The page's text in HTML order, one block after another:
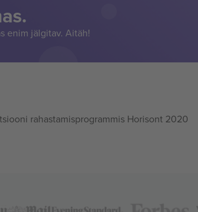
enim jälgitav. Aitäh!
rahastamisprogrammis Horisont 2020